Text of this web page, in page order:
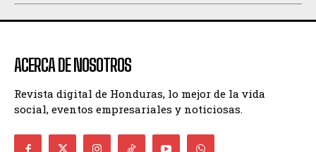
ACERCA DE NOSOTROS
Revista digital de Honduras, lo mejor de la vida
social, eventos empresariales y noticiosas.